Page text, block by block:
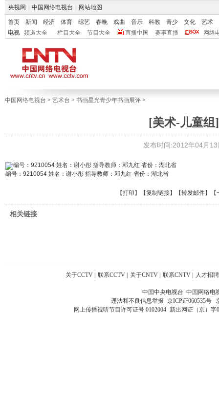
央视网 中国网络电视台 网站地图
首页 新闻 经济 体育 综艺 春晚 戏曲 音乐 科教 青少 文化
艺术
电视
频道大全 栏目大全 节目大全 直播中国 赛事直播 网络
中国网络电视台 > 艺术台 > 书画星光青少年书画展评 >
[美术-儿童组
发布时间:2012年04月
编号：9210054 姓名：谢小彤 指导教师：邓九红 省份：湖北省
【打印 】【复制链接】【转发邮件】
相关链接
关于CCTV 联系CCTV 关于CNTV 联系CNTV 人才招聘
中国中央电视台 中国网络电
违法和不良信息举报 京ICP证060535号
网上传播视听节目许可证号 0102004 新出网证（京）